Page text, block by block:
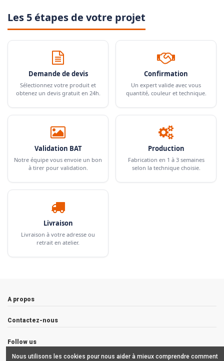
Les 5 étapes de votre projet
Demande de devis
Sélectionnez votre produit et
obtenez un devis gratuit en 24h.
Confirmation
Un expert valide avec vous
quantité, couleur et technique.
Validation BAT
Notre équipe vous envoie un bon
à tirer pour validation.
Production
Fabrication en 1 à 3 semaines
selon la technique choisie.
Livraison
Livraison à votre adresse ou
retrait en atelier.
A propos
Contactez-nous
Follow us
Nous utilisons les cookies pour nous aider à mieux comprendre comment